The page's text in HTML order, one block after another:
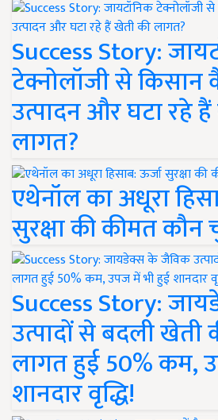
Success Story:
टेक्नोलॉजी से किसान
उत्पादन और घटा रहे
लागत?
एथेनॉल का अधूरा
सुरक्षा की कीमत कौन
Success Story:
उत्पादों से बदली खेती
लागत हुई 50% कम,
शानदार वृद्धि!